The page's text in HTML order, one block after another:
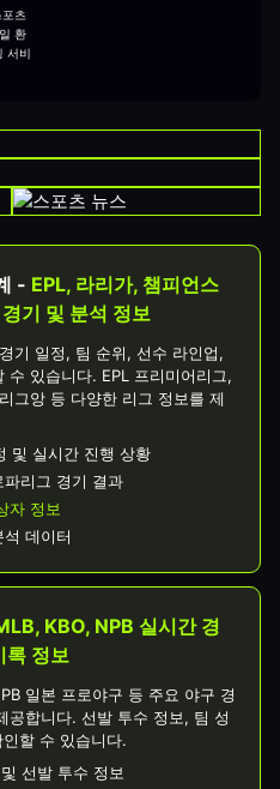
츠
환
서비
- EPL, 라리가, 챔피언스
기 및 분석 정보
기 일정, 팀 순위, 선수 라인업,
수 있습니다. EPL 프리미어리그,
그앙 등 다양한 리그 정보를 제
및 실시간 진행 상황
파리그 경기 결과
자 정보
데이터
KBO, NPB 실시간 경
록 정보
일본 프로야구 등 주요 야구 경
공합니다. 선발 투수 정보, 팀 성
할 수 있습니다.
선발 투수 정보